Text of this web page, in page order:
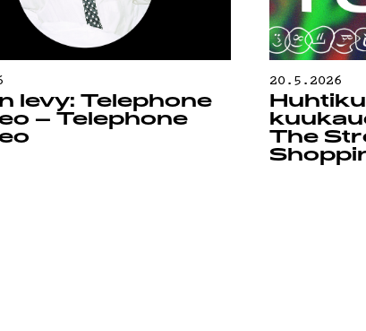
levy: Telephone
– Telephone
20.5.2026
The